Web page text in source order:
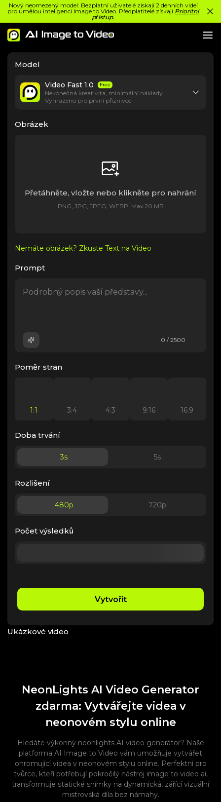
Nový neomezený model: Bezplatní uživatelé získají 2 denních videí
pro umělou inteligenci Image to Video. Předplatitelé získají Prioritní
přístup.
Model
Video Fast 1.0 Free
Nekonečná kreativita, minimální náklady.
Vyhrazeno pro první příznivce
Obrázek
Přetáhněte, vložte nebo klikněte pro nahrání
PNG, JPG, JPEG, WEBP, Max 20 MB
Nemáte obrázek? Zkuste Text na Video
Prompt
0 / 2500
Poměr stran
1:1 3:4 4:3 9:16 16:9
Doba trvání
3s 5s
Rozlišení
480p 720p
Počet výsledků
Vytvořit
Ukázkové video
NeonLights AI Video Generator
zdarma: Vytvářejte videa v
neonovém stylu online
Hledáte výkonný neonlights AI video generátor? Naše
platforma AI Image to Video vám umožňuje vytvářet
ohromující videa v neonovém stylu online. Perfektní pro
tvůrce, kteří potřebují pokročilý nástroj image to video ai,
transformuje statické snímky na dynamická, zářící vizuální
mistrovská díla bez námahy.